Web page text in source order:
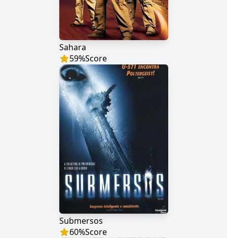
Sahara
59%Score
Submersos
60%Score